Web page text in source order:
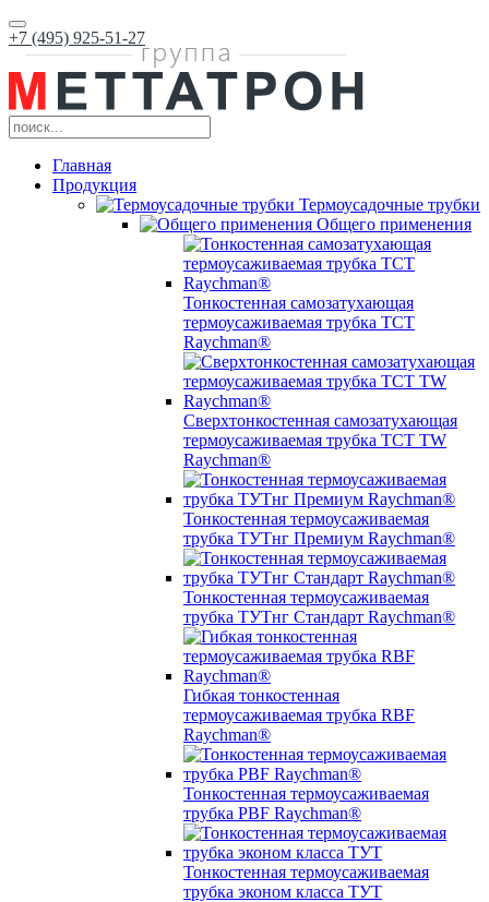
+7 (495) 925-51-27
Главная
Продукция
Термоусадочные трубки
Общего применения
Тонкостенная самозатухающая
термоусаживаемая трубка ТCT
Raychman®
Сверхтонкостенная самозатухающая
термоусаживаемая трубка ТCT TW
Raychman®
Тонкостенная термоусаживаемая
трубка ТУТнг Премиум Raychman®
Тонкостенная термоусаживаемая
трубка ТУТнг Стандарт Raychman®
Гибкая тонкостенная
термоусаживаемая трубка RBF
Raychman®
Тонкостенная термоусаживаемая
трубка PBF Raychman®
Тонкостенная термоусаживаемая
трубка эконом класса ТУТ